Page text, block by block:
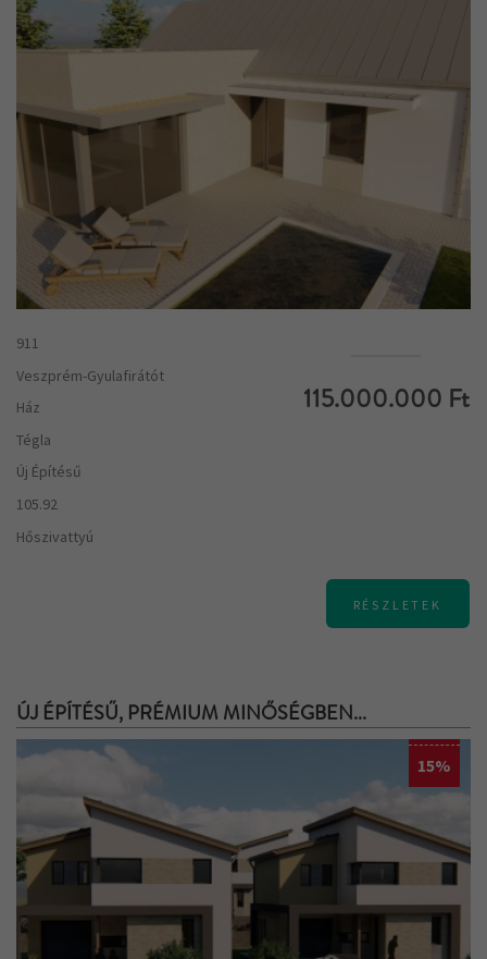
911
Veszprém-Gyulafirátót
Ház
Tégla
Új Építésű
105.92
Hőszivattyú
115.000.000 Ft
RÉSZLETEK
ÚJ ÉPÍTÉSŰ, PRÉMIUM MINŐSÉGBEN...
15%